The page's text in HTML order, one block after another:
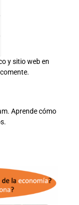
y sitio web en
Aprende cómo